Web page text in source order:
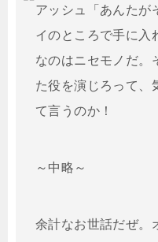
アッシュ「あんたが
イのところで手に入
なのはニセモノだ。
た役を演じろって、
て言うのか！
～中略～
余計なお世話だぜ。